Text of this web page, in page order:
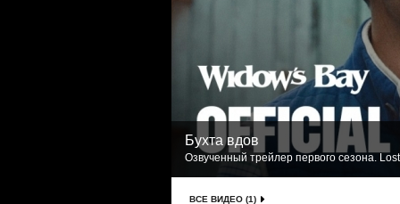
Бухта вдов
Озвученный трейлер первого сезона.
ВСЕ ВИДЕО (1)